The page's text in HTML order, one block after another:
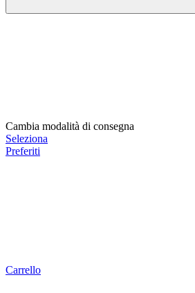
Cambia modalità di consegna
Seleziona
Preferiti
Carrello